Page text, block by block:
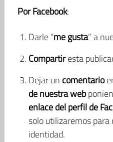
Por Facebook:
Darle “me gusta” a
Compartiresta
Dejar un comentario
de nuestra web
enlace del perfil de
solo utilizaremos
identidad.